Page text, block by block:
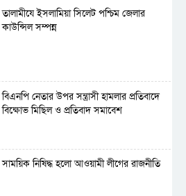
‎তালামীযে ইসলামিয়া সিলেট পশ্চিম জেলার
কাউন্সিল সম্পন্ন
বিএনপি নেতার উপর সন্ত্রাসী হামলার প্রতিবাদে
বিক্ষোভ মিছিল ও প্রতিবাদ সমাবেশ
সাময়িক নিষিদ্ধ হলো আওয়ামী লীগের রাজনীতি